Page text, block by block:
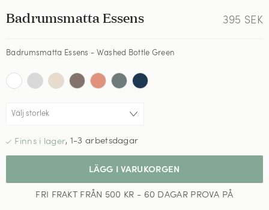
395 SEK
Badrumsmatta Essens
Badrumsmatta Essens - Washed Bottle Green
, 1-3 arbetsdagar
LÄGG I VARUKORGEN
FRI FRAKT FRÅN 500 KR - 60 DAGAR PROVA PÅ